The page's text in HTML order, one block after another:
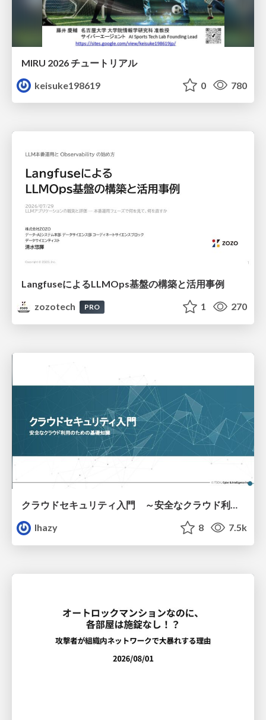
MIRU 2026 チュートリアル
keisuke198619
0 780
LangfuseによるLLMOps基盤の構築と活用事例
zozotech
PRO 1 270
クラウドセキュリティ入門 ～安全なクラウド利用のための基礎知識～
lhazy
8 7.5k